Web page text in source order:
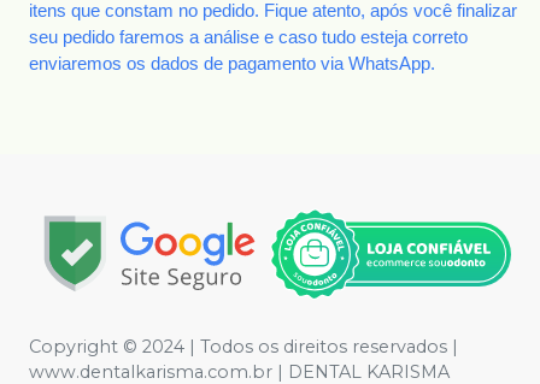
itens que constam no pedido. Fique atento, após você finalizar
seu pedido faremos a análise e caso tudo esteja correto
enviaremos os dados de pagamento via WhatsApp.
Copyright © 2024 | Todos os direitos reservados |
www.dentalkarisma.com.br | DENTAL KARISMA